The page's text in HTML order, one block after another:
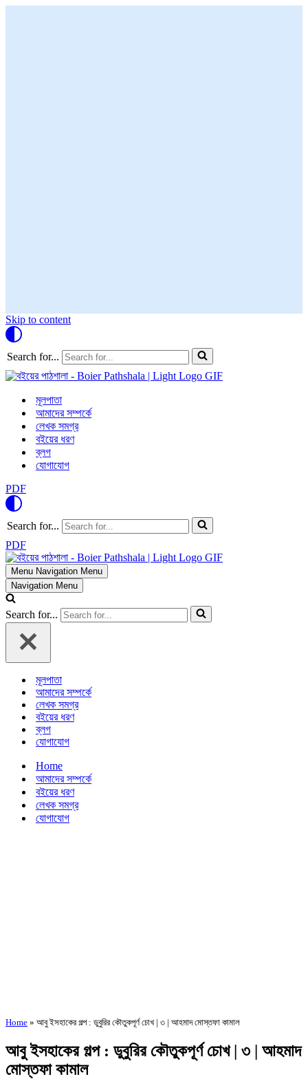
Skip to content
Search for...
মূলপাতা
আমাদের সম্পর্কে
লেখক সমগ্র
বইয়ের ধরণ
ব্লগ
যোগাযোগ
PDF
Search for...
PDF
Menu Navigation Menu
Navigation Menu
Search for...
মূলপাতা
আমাদের সম্পর্কে
লেখক সমগ্র
বইয়ের ধরণ
ব্লগ
যোগাযোগ
Home
আমাদের সম্পর্কে
বইয়ের ধরণ
লেখক সমগ্র
যোগাযোগ
Home » আবু ইসহাকের গল্প : ডুবুরির কৌতুকপূর্ণ চোখ | ৩ | আহমাদ মোস্তফা কামাল
আবু ইসহাকের গল্প : ডুবুরির কৌতুকপূর্ণ চোখ | ৩ | আহমাদ
মোস্তফা কামাল